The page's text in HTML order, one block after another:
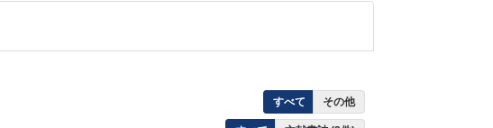
すべて その他